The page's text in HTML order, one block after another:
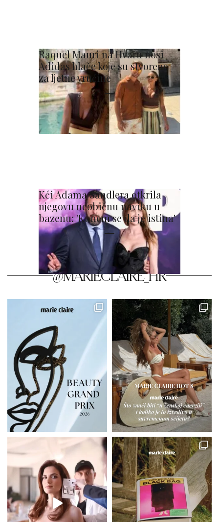
Raquel Mauri na Hvaru nosi
Adidas hlače koje su stvorene
za ljetne vrućine
Kći Adama Sandlera otkrila
njegovu neobičnu naviku u
bazenu: 'Kunem se da je istina'
@MARIECLAIRE_HR